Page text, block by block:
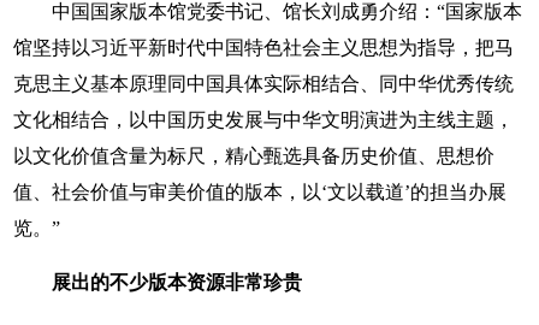
中国国家版本馆党委书记、馆长刘成勇介绍：“国家版本
馆坚持以习近平新时代中国特色社会主义思想为指导，把马
克思主义基本原理同中国具体实际相结合、同中华优秀传统
文化相结合，以中国历史发展与中华文明演进为主线主题，
以文化价值含量为标尺，精心甄选具备历史价值、思想价
值、社会价值与审美价值的版本，以‘文以载道’的担当办展
览。”
展出的不少版本资源非常珍贵